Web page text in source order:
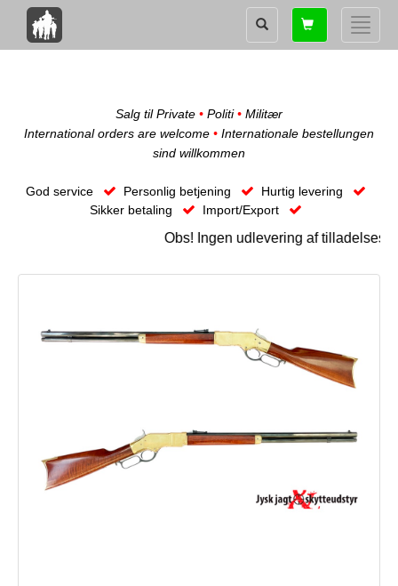
Toggle
Shopping
card
Salg til Private • Politi• Militær
International orders are welcome • Internationale bestellungen
sind willkommen
God service Personlig betjening
Hurtig levering
Sikker betaling
Import/Export
Obs! Ingen udlevering af